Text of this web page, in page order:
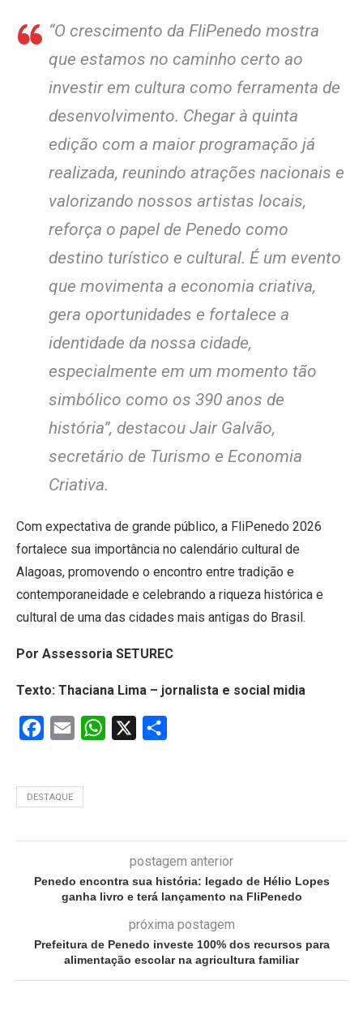
“O crescimento da FliPenedo mostra
que estamos no caminho certo ao
investir em cultura como ferramenta de
desenvolvimento. Chegar à quinta
edição com a maior programação já
realizada, reunindo atrações nacionais e
valorizando nossos artistas locais,
reforça o papel de Penedo como
destino turístico e cultural. É um evento
que movimenta a economia criativa,
gera oportunidades e fortalece a
identidade da nossa cidade,
especialmente em um momento tão
simbólico como os 390 anos de
história”, destacou Jair Galvão,
secretário de Turismo e Economia
Criativa.
Com expectativa de grande público, a FliPenedo 2026
fortalece sua importância no calendário cultural de
Alagoas, promovendo o encontro entre tradição e
contemporaneidade e celebrando a riqueza histórica e
cultural de uma das cidades mais antigas do Brasil.
Por Assessoria SETUREC
Texto: Thaciana Lima – jornalista e social midia
Facebook
Email WhatsApp
DESTAQUE
postagem anterior
Penedo encontra sua história: legado de Hélio Lopes
ganha livro e terá lançamento na FliPenedo
próxima postagem
Prefeitura de Penedo investe 100% dos recursos para
alimentação escolar na agricultura familiar